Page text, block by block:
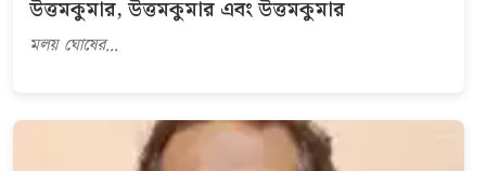
উত্তমকুমার, উত্তমকুমার এবং উত্তমকুমার
মলয় ঘোষের...